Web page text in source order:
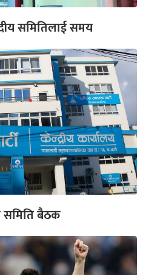
समितिलाई समय
समिति बैठक